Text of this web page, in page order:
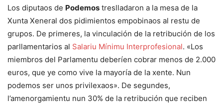
Los diputaos de Podemos treslladaron a la mesa de la
Xunta Xeneral dos pidimientos empobinaos al restu de
grupos. De primeres, la vinculación de la retribución de los
parllamentarios al Salariu Mínimu Interprofesional. «Los
miembros del Parlamentu deberíen cobrar menos de 2.000
euros, que ye como vive la mayoría de la xente. Nun
podemos ser unos privilexaos». De segundes,
l’amenorgamientu nun 30% de la retribución que reciben